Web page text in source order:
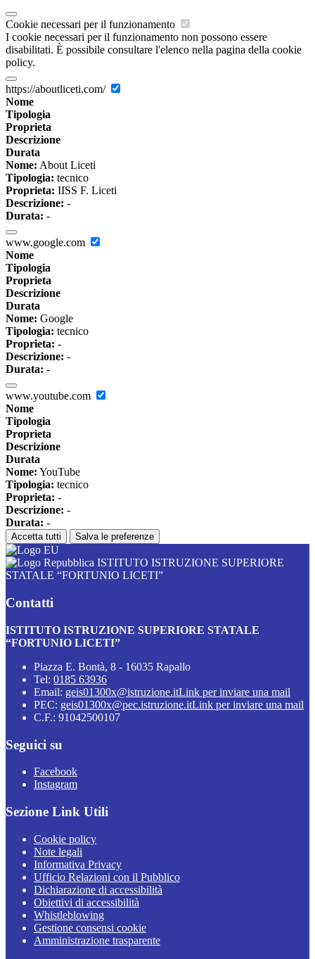
Cookie necessari per il funzionamento
I cookie necessari per il funzionamento non possono essere
disabilitati. È possibile consultare l'elenco nella pagina della cookie
policy.
https://aboutliceti.com/
Nome
Tipologia
Proprieta
Descrizione
Durata
Nome: About Liceti
Tipologia: tecnico
Proprieta: IISS F. Liceti
Descrizione: -
Durata: -
www.google.com
Nome
Tipologia
Proprieta
Descrizione
Durata
Nome: Google
Tipologia: tecnico
Proprieta: -
Descrizione: -
Durata: -
www.youtube.com
Nome
Tipologia
Proprieta
Descrizione
Durata
Nome: YouTube
Tipologia: tecnico
Proprieta: -
Descrizione: -
Durata: -
Accetta tutti Salva le preferenze
ISTITUTO ISTRUZIONE SUPERIORE
STATALE “FORTUNIO LICETI”
Contatti
ISTITUTO ISTRUZIONE SUPERIORE STATALE
“FORTUNIO LICETI”
Piazza E. Bontà, 8 - 16035 Rapallo
Tel: 0185 63936
Email: geis01300x@istruzione.itLink per inviare una mail
PEC: geis01300x@pec.istruzione.itLink per inviare una mail
C.F.: 91042500107
Seguici su
Facebook
Instagram
Sezione Link Utili
Cookie policy
Note legali
Informativa Privacy
Ufficio Relazioni con il Pubblico
Dichiarazione di accessibilità
Obiettivi di accessibilità
Whistleblowing
Gestione consensi cookie
Amministrazione trasparente